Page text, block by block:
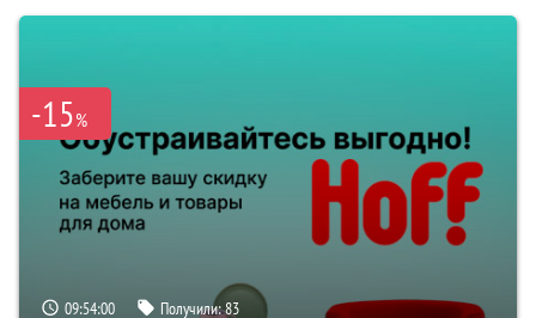
-15%
09:53:59 Получили:83